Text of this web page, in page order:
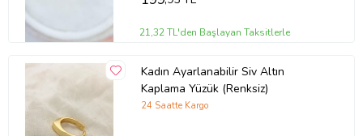
21,32 TL'den Başlayan Taksitlerle
Kadın Ayarlanabilir Siv Altın
Kaplama Yüzük (Renksiz)
24 Saatte Kargo